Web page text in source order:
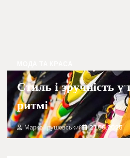
Стиль і зручність
ритмі
Марко Грушевський 27.09.2025